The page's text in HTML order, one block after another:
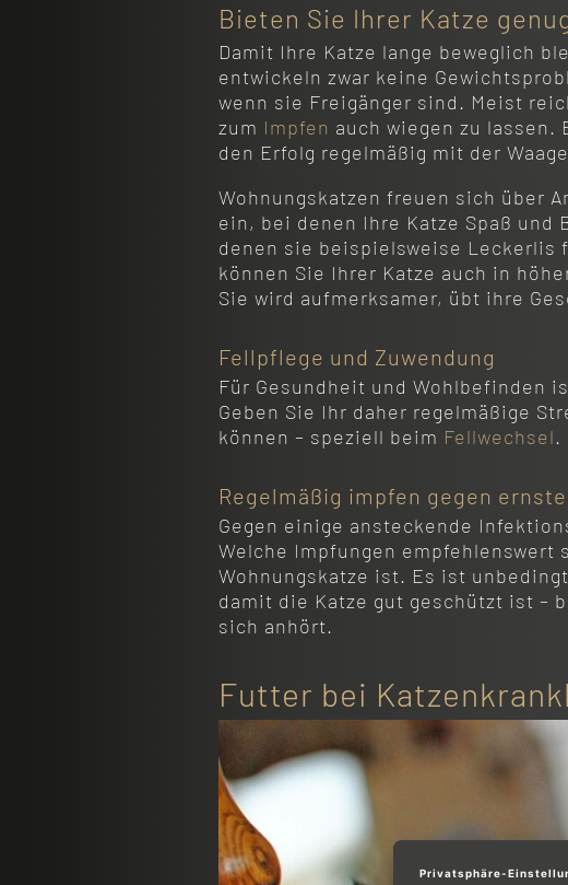
Bieten Sie Ihrer Katze
Damit Ihre Katze lange beweglich
entwickeln zwar keine
wenn sie Freigänger sind. Meist
zum Impfen auch wiegen zu
den Erfolg regelmäßig mit der
Wohnungskatzen freuen sich über
ein, bei denen Ihre Katze Spaß
denen sie beispielsweise Leckerlis
können Sie Ihrer Katze auch in
Sie wird aufmerksamer, übt ihre
Fellpflege und Zuwendung
Für Gesundheit und Wohlbefinden
Geben Sie Ihr daher regelmäßige
können – speziell beim Fellwechsel.
Regelmäßig impfen gegen
Gegen einige ansteckende
Welche Impfungen empfehlenswert
Wohnungskatze ist. Es ist
damit die Katze gut geschützt ist –
sich anhört.
Futter bei